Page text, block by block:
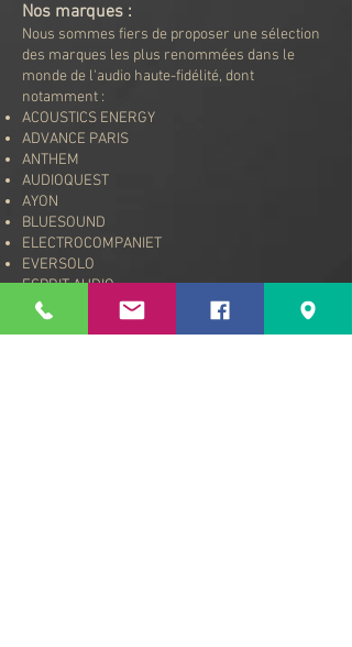
Nos marques :
Nous sommes fiers de proposer une sélection
des marques les plus renommées dans le
monde de l'audio haute-fidélité, dont
notamment :
ACOUSTICS ENERGY
ADVANCE PARIS
ANTHEM
AUDIOQUEST
AYON
BLUESOUND
ELECTROCOMPANIET
EVERSOLO
ESPRIT AUDIO
GOLDENEAR